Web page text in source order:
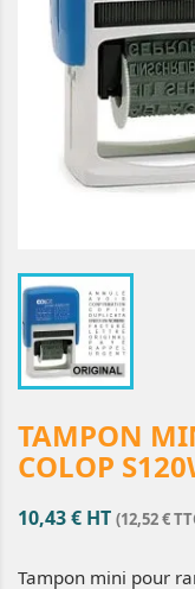
TAMPON
COLOP
10,43 € HT (12,52 €
Tampon mini pour